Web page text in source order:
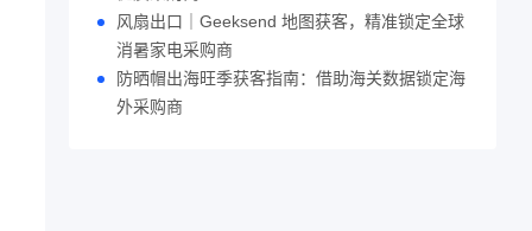
风扇出口｜Geeksend 地图获客，精准锁定全球
消暑家电采购商
防晒帽出海旺季获客指南：借助海关数据锁定海
外采购商